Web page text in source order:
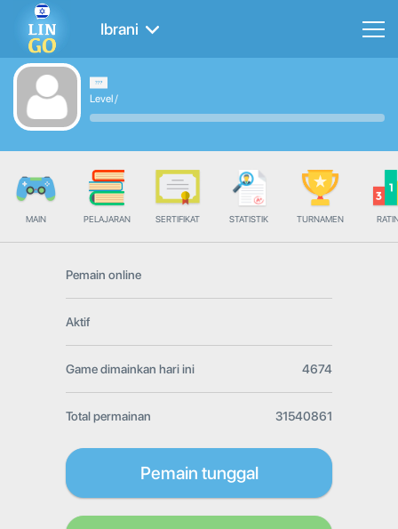
Ibrani
Level/
MAIN PELAJARAN SERTIFIKAT STATISTIK TURNAMEN
Pemain online
Aktif
Game dimainkan hari ini 4674
Total permainan 31540861
Pemain tunggal